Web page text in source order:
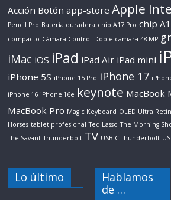
Acción Botón app-store Apple
Pencil Pro Batería duradera chip A17 Pro chip
compacto Cámara Control Doble cámara 48 MP
iMac iOS iPad iPad Air iPad mini
iPhone 5S iPhone 15 Pro iPhone 17
iPhone 16 iPhone 16e keynote MacBook
MacBook Pro Magic Keyboard OLED Ultra
Horses tablet profesional Ted Lasso The Morning
The Savant Thunderbolt TV USB-C Thunderbolt
Lo último
Hablamos
de …